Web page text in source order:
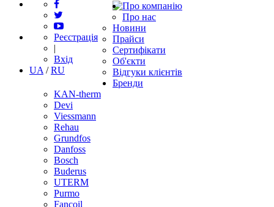
Реєстрація
|
Вхід
UA /RU
Про компанію
Про нас
Новини
Прайси
Сертифікати
Об'єкти
Відгуки клієнтів
Бренди
KAN-therm
Devi
Viessmann
Rehau
Grundfos
Danfoss
Bosch
Buderus
UTERM
Purmo
Fancoil